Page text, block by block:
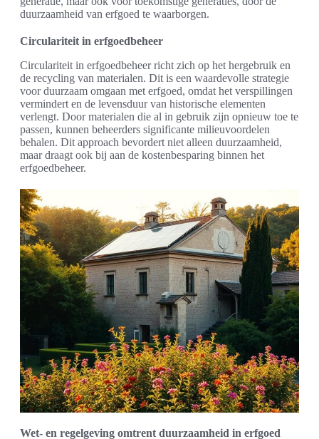
duurzaamheid van erfgoed te waarborgen.
Circulariteit in erfgoedbeheer
Circulariteit in erfgoedbeheer richt zich op het hergebruik en
de recycling van materialen. Dit is een waardevolle strategie
voor duurzaam omgaan met erfgoed, omdat het verspillingen
vermindert en de levensduur van historische elementen
verlengt. Door materialen die al in gebruik zijn opnieuw toe te
passen, kunnen beheerders significante milieuvoordelen
behalen. Dit approach bevordert niet alleen duurzaamheid,
maar draagt ook bij aan de kostenbesparing binnen het
erfgoedbeheer.
Wet- en regelgeving omtrent duurzaamheid in erfgoed